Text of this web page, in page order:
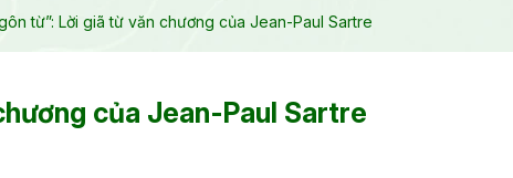
từ”: Lời giã từ văn chương của Jean-Paul Sartre
của Jean-Paul Sartre